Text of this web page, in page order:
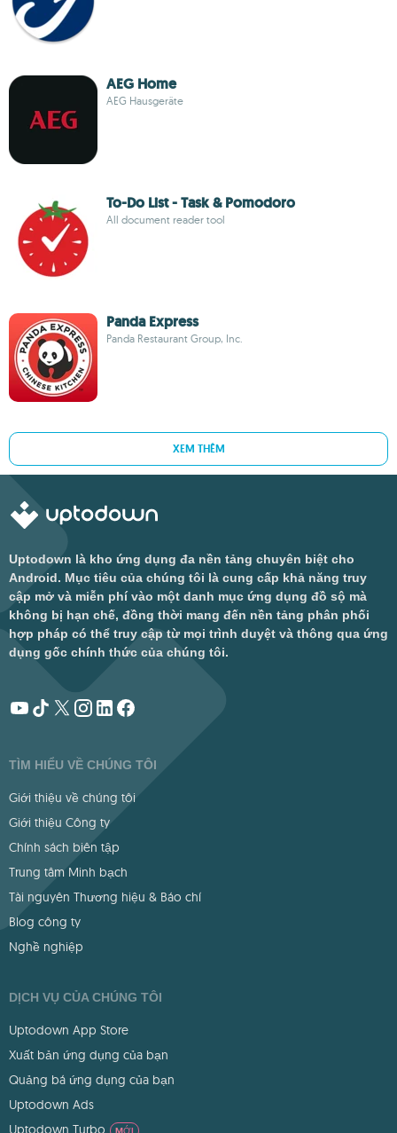
AEG Home
AEG Hausgeräte
To-Do List - Task & Pomodoro
All document reader tool
Panda Express
Panda Restaurant Group, Inc.
XEM THÊM
Uptodown là kho ứng dụng đa nền tảng chuyên biệt cho
Android. Mục tiêu của chúng tôi là cung cấp khả năng truy
cập mở và miễn phí vào một danh mục ứng dụng đồ sộ mà
không bị hạn chế, đồng thời mang đến nền tảng phân phối
hợp pháp có thể truy cập từ mọi trình duyệt và thông qua ứng
dụng gốc chính thức của chúng tôi.
TÌM HIỂU VỀ CHÚNG TÔI
Giới thiệu về chúng tôi
Giới thiệu Công ty
Chính sách biên tập
Trung tâm Minh bạch
Tài nguyên Thương hiệu & Báo chí
Blog công ty
Nghề nghiệp
DỊCH VỤ CỦA CHÚNG TÔI
Uptodown App Store
Xuất bản ứng dụng của bạn
Quảng bá ứng dụng của bạn
Uptodown Ads
Uptodown Turbo